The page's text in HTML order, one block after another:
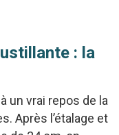
: la
un vrai repos de la
Après l’étalage et